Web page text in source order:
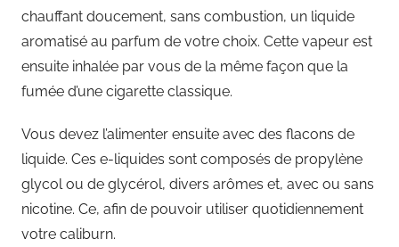
chauffant doucement, sans combustion, un liquide
aromatisé au parfum de votre choix. Cette vapeur est
ensuite inhalée par vous de la même façon que la
fumée d’une cigarette classique.
Vous devez l’alimenter ensuite avec des flacons de
liquide. Ces e-liquides sont composés de propylène
glycol ou de glycérol, divers arômes et, avec ou sans
nicotine. Ce, afin de pouvoir utiliser quotidiennement
votre caliburn.